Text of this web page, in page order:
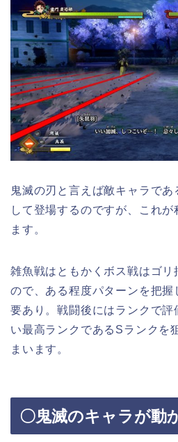
鬼滅の刃と言えば敵キャラであ
して登場するのですが、これ
ます。
雑魚戦はともかくボス戦はゴリ
ので、ある程度パターンを把
要あり。戦闘後にはランクで評
い最高ランクであるSランクを
まいます。
〇鬼滅のキャラが動